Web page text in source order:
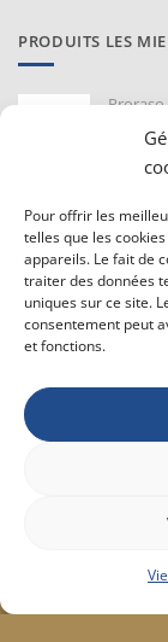
Pour offrir les
telles que les
appareils. Le fait de
traiter des données
uniques sur ce site.
consentement peut
et fonctions.
PRODUITS LES
10,30€
7,20€
CONDITIONS
Vie privée
Politique de